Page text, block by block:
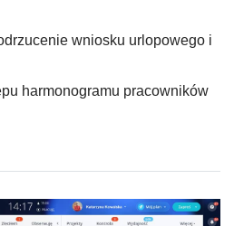
wniosku urlopowego i
harmonogramu pracowników